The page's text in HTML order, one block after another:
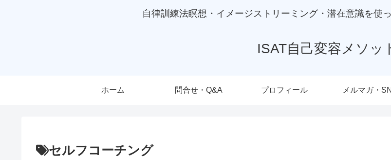
自律訓練法瞑想・イメージストリーミング・潜在意識を使
ISAT自己変容メソッ
ホーム 問合せ・Q&A プロフィール メルマガ・
セルフコーチング